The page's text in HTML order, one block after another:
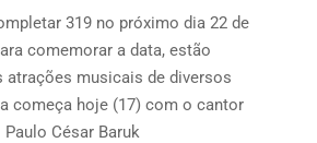
319 no próximo dia 22 de
comemorar a data, estão
atrações musicais de diversos
começa hoje (17) com o cantor
Paulo César Baruk